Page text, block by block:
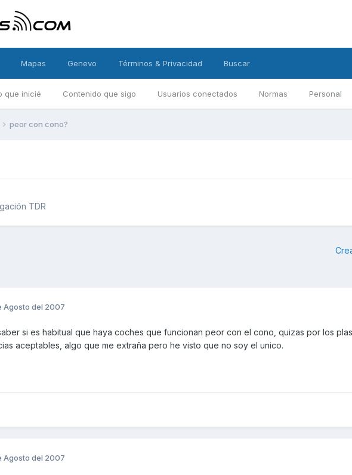
que inicié Contenido que sigo Usuarios conectados Normas Personal
Mapas Genevo Términos & Privacidad Buscar
peor con cono?
TDR
Agosto del 2007
si es habitual que haya coches que funcionan peor con el cono, quizas por los
aceptables, algo que me extraña pero he visto que no soy el unico.
Agosto del 2007